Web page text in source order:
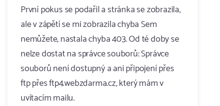
První pokus se podařil a stránka se zobrazila,
ale v zápětí se mi zobrazila chyba Sem
nemůžete, nastala chyba 403. Od té doby se
nelze dostat na správce souborů: Správce
souborů není dostupný a ani připojení přes
ftp přes ftp4.webzdarma.cz, který mám v
uvítacím mailu.